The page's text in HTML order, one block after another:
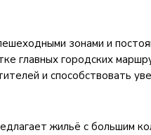
зонами и
главных городских
и способствовать
жильё с большим